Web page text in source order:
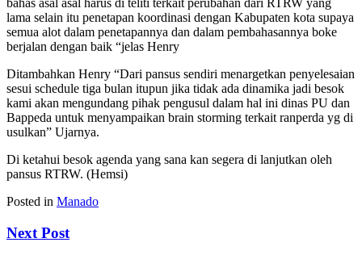
bahas asal asal harus di teliti terkait perubahan dari RTRW yang
lama selain itu penetapan koordinasi dengan Kabupaten kota supaya
semua alot dalam penetapannya dan dalam pembahasannya boke
berjalan dengan baik “jelas Henry
Ditambahkan Henry “Dari pansus sendiri menargetkan penyelesaian
sesui schedule tiga bulan itupun jika tidak ada dinamika jadi besok
kami akan mengundang pihak pengusul dalam hal ini dinas PU dan
Bappeda untuk menyampaikan brain storming terkait ranperda yg di
usulkan” Ujarnya.
Di ketahui besok agenda yang sana kan segera di lanjutkan oleh
pansus RTRW. (Hemsi)
Posted in Manado
Next Post